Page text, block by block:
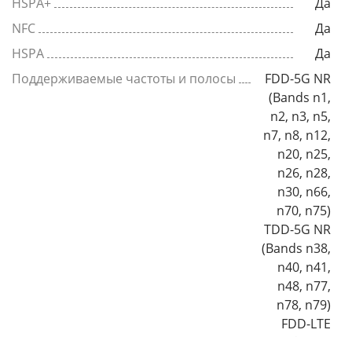
NFC
Да
HSPA
Да
Поддерживаемые частоты и полосы
FDD-5G NR
(Bands n1,
n2, n3, n5,
n7, n8, n12,
n20, n25,
n26, n28,
n30, n66,
n70, n75)
TDD-5G NR
(Bands n38,
n40, n41,
n48, n77,
n78, n79)
FDD-LTE